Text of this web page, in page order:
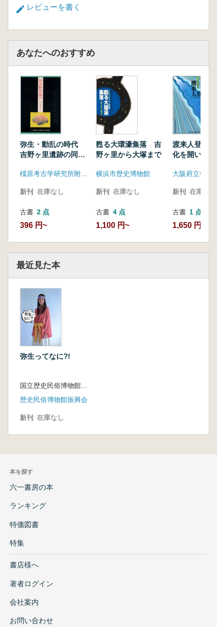
レビューを書く
あなたへのおすすめ
弥生・動乱の時代
吉野ヶ里遺跡の同時
新刊 在庫なし
古書 2 点
396 円~
甦る大環濠集落 吉
野ヶ里から大塚まで
横浜市歴史博物館
新刊 在庫なし
古書 4 点
1,100 円~
渡来人登場
化を開いた
新刊 在庫なし
古書 1 点
1,650 円
最近見た本
弥生ってなに?!
歴史民俗博物館振興会
新刊 在庫なし
本を探す
六一書房の本
ランキング
特価図書
特集
書店様へ
著者ログイン
会社案内
お問い合わせ